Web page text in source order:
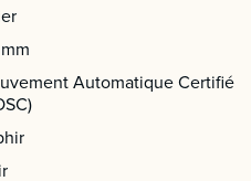
Automatique Certifié